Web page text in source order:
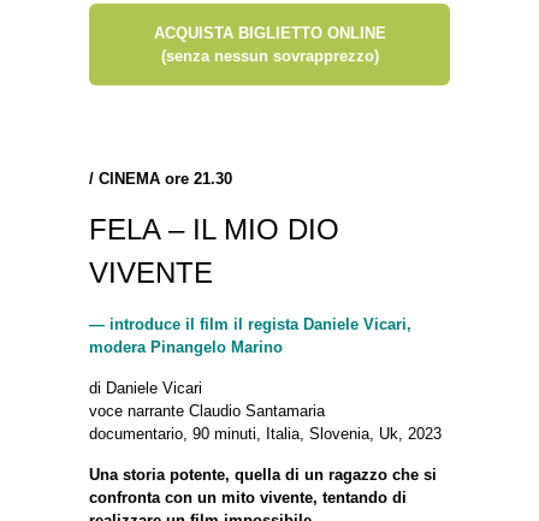
ACQUISTA BIGLIETTO ONLINE
(senza nessun sovrapprezzo)
/ CINEMA ore 21.30
FELA – IL MIO DIO
VIVENTE
— introduce il film il regista Daniele Vicari,
modera Pinangelo Marino
di Daniele Vicari
voce narrante Claudio Santamaria
documentario, 90 minuti, Italia, Slovenia, Uk, 2023
Una storia potente, quella di un ragazzo che si
confronta con un mito vivente, tentando di